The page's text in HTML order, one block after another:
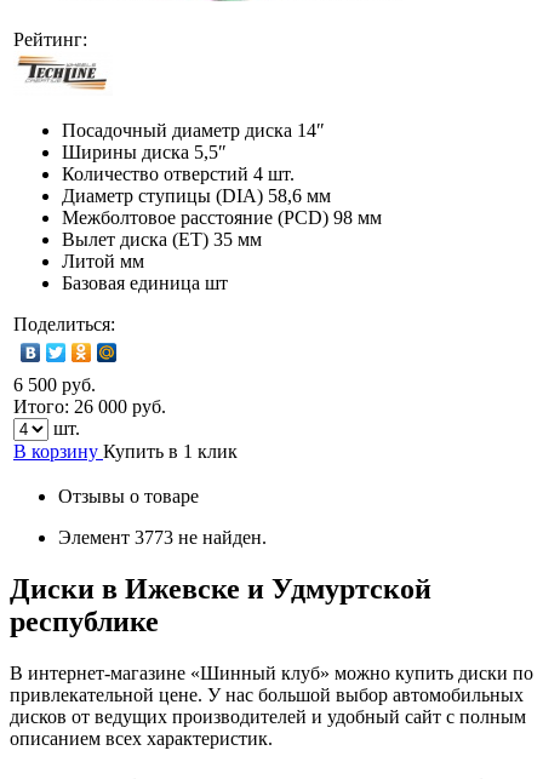
Рейтинг:
Посадочный диаметр диска 14″
Ширины диска 5,5″
Количество отверстий 4 шт.
Диаметр ступицы (DIA) 58,6 мм
Межболтовое расстояние (PCD) 98 мм
Вылет диска (ET) 35 мм
Литой мм
Базовая единица шт
Поделиться:
6 500 руб.
Итого: 26 000 руб.
шт.
В корзину Купить в 1 клик
Отзывы о товаре
Элемент 3773 не найден.
Диски в Ижевске и Удмуртской
республике
В интернет-магазине «Шинный клуб» можно купить диски по
привлекательной цене. У нас большой выбор автомобильных
дисков от ведущих производителей и удобный сайт с полным
описанием всех характеристик.